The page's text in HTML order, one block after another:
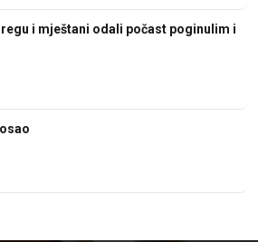
i mještani odali počast poginulim i